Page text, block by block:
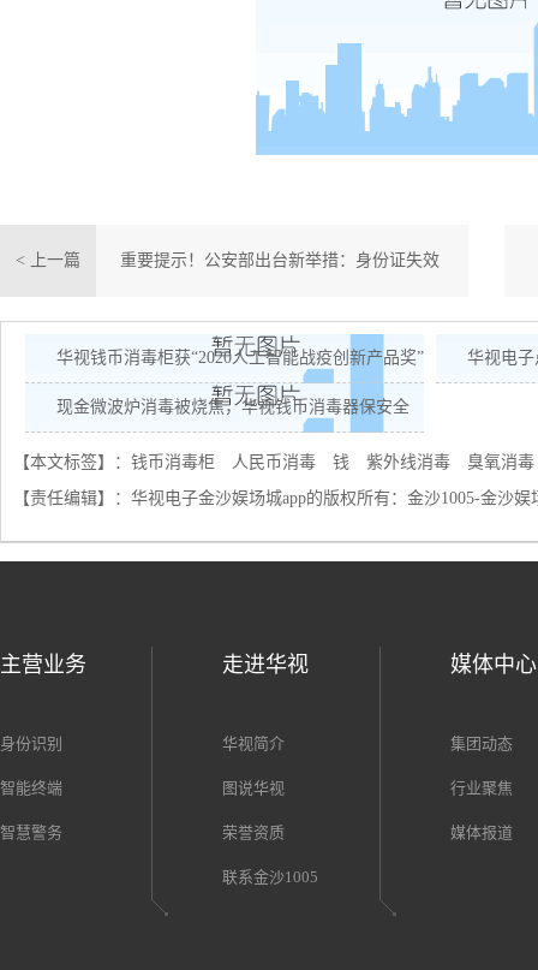
< 上一篇 重要提示！公安部出台新举措：身份证失效
了可以这样补救
华视钱币消毒柜获“2020人工智能战疫创新产品奖”
现金微波炉消毒被烧焦，华视钱币消毒器保安全
【本文标签】： 钱币消毒柜 人民币消毒 钱 紫外线消毒
臭氧消毒
【责任编辑】： 华视电子金沙娱场城app的版权所有： 金沙1005-金沙娱
主营业务
身份识别
智能终端
智慧警务
走进华视
华视简介
图说华视
荣誉资质
联系金沙1005
媒体中心
集团动态
行业聚焦
媒体报道